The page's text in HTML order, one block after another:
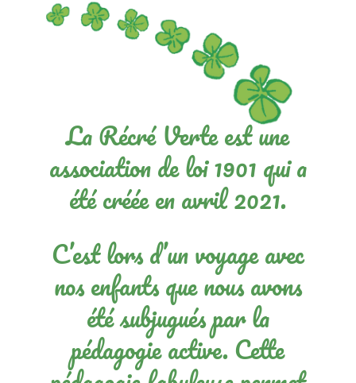
La Récré Verte est une
association de loi 1901 qui a
été créée en avril 2021.
C’est lors d’un voyage avec
nos enfants que nous avons
été subjugués par la
pédagogie active. Cette